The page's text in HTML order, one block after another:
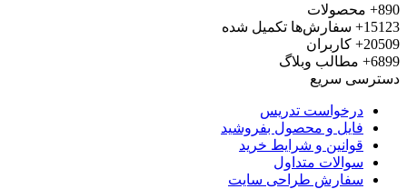
محصولات
سفارش‌ها تکمیل شده
کاربران
مطالب وبلاگ
سریع
درخواست تدریس
فایل و محصول بفروشید
قوانین و شرایط خرید
سوالات متداول
سفارش طراحی سایت